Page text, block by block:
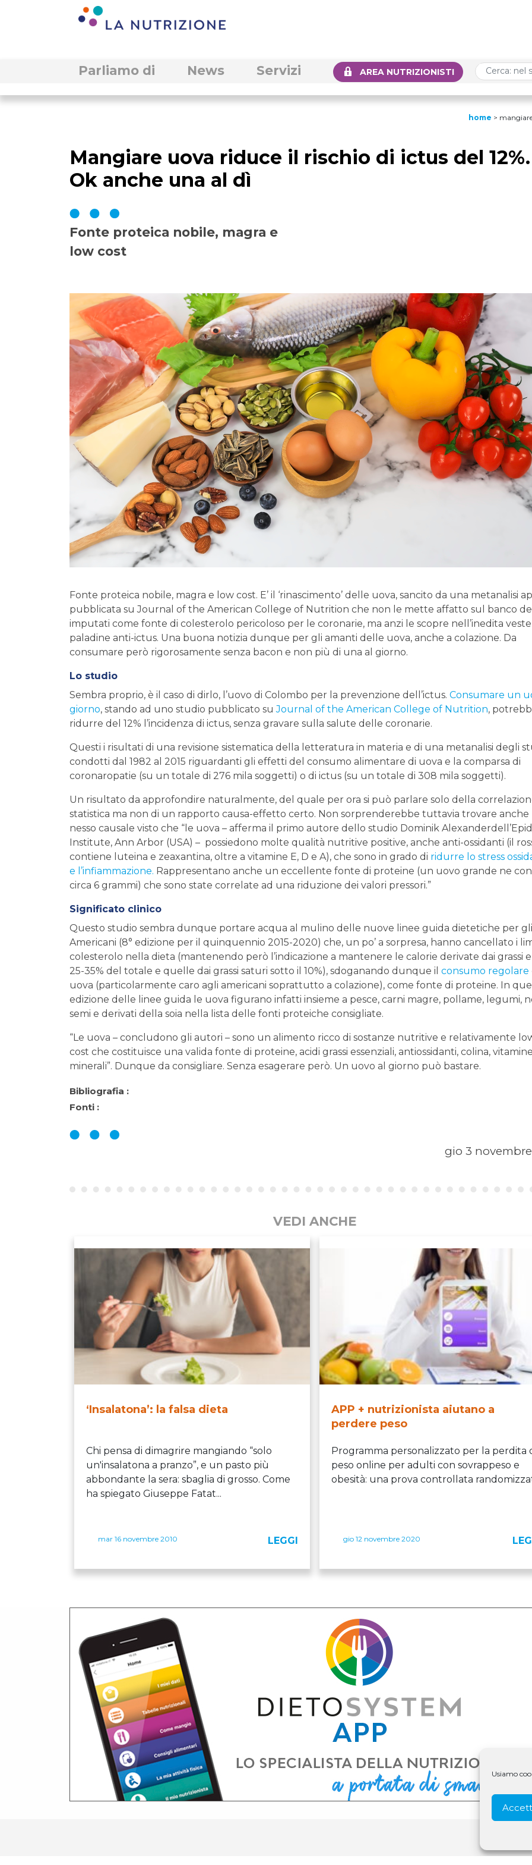
Usiamo
Parliamo di News Servizi AREA NUTRIZIONISTI
home >
Mangiare uova riduce il rischio di ictus del 12%.
Ok anche una al dì
Fonte proteica nobile, magra e
low cost
Fonte proteica nobile, magra e low cost. E’ il ‘rinascimento’ delle uova, sancito da una metanalisi
pubblicata su Journal of the American College of Nutrition che non le mette affatto sul banco
imputati come fonte di colesterolo pericoloso per le coronarie, ma anzi le scopre nell’inedita
paladine anti-ictus. Una buona notizia dunque per gli amanti delle uova, anche a colazione. Da
consumare però rigorosamente senza bacon e non più di una al giorno.
Lo studio
Sembra proprio, è il caso di dirlo, l’uovo di Colombo per la prevenzione dell’ictus. Consumare un
giorno, stando ad uno studio pubblicato suJournal of the American College of Nutrition,
ridurre del 12% l’incidenza di ictus, senza gravare sulla salute delle coronarie.
Questi i risultati di una revisione sistematica della letteratura in materia e di una metanalisi degli
condotti dal 1982 al 2015 riguardanti gli effetti del consumo alimentare di uova e la comparsa di
coronaropatie (su un totale di 276 mila soggetti) o di ictus (su un totale di 308 mila soggetti).
Un risultato da approfondire naturalmente, del quale per ora si può parlare solo della
statistica ma non di un rapporto causa-effetto certo. Non sorprenderebbe tuttavia trovare anche
nesso causale visto che “le uova – afferma il primo autore dello studio Dominik
Institute, Ann Arbor (USA) – possiedono molte qualità nutritive positive, anche anti-ossidanti (il
contiene luteina e zeaxantina, oltre a vitamine E, D e A), che sono in grado di ridurre lo stress
e l’infiammazione. Rappresentano anche un eccellente fonte di proteine (un uovo grande ne
circa 6 grammi) che sono state correlate ad una riduzione dei valori pressori.”
Significato clinico
Questo studio sembra dunque portare acqua al mulino delle nuove linee guida dietetiche per gli
Americani (8° edizione per il quinquennio 2015-2020) che, un po’ a sorpresa, hanno cancellato i
colesterolo nella dieta (mantenendo però l’indicazione a mantenere le calorie derivate dai grassi
25-35% del totale e quelle dai grassi saturi sotto il 10%), sdoganando dunque il consumo regolare
uova (particolarmente caro agli americani soprattutto a colazione), come fonte di proteine. In
edizione delle linee guida le uova figurano infatti insieme a pesce, carni magre, pollame, legumi,
semi e derivati della soia nella lista delle fonti proteiche consigliate.
“Le uova – concludono gli autori – sono un alimento ricco di sostanze nutritive e relativamente
cost che costituisce una valida fonte di proteine, acidi grassi essenziali, antiossidanti, colina,
minerali”. Dunque da consigliare. Senza esagerare però. Un uovo al giorno può bastare.
Bibliografia :
Fonti :
gio 3 novembre
VEDI ANCHE
‘Insalatona’: la falsa dieta
Chi pensa di dimagrire mangiando “solo
un'insalatona a pranzo”, e un pasto più
abbondante la sera: sbaglia di grosso. Come
ha spiegato Giuseppe Fatat...
mar 16 novembre 2010 LEGGI
APP + nutrizionista aiutano a
perdere peso
Programma personalizzato per la perdita
peso online per adulti con sovrappeso e
obesità: una prova controllata
gio 12 novembre 2020